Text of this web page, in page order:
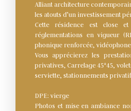
Alliant architecture
les atouts d’un investissement
Cette résidence est close
réglementations en vigueur
phonique renforcée,
Vous apprécierez les
privatives, Carrelage 45*45,
serviette, stationnements
DPE: vierge
Photos et mise en ambiance